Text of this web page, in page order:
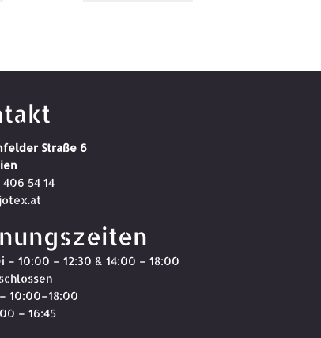
Straße 6
406 54 14
– 10:00 – 12:30 & 14:00 – 18:00
10:00–18:00
– 16:45